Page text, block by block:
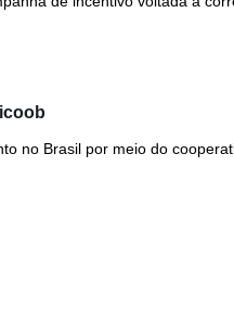
no Brasil por meio do